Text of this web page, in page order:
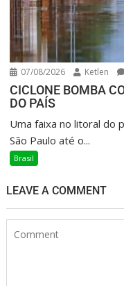
07/08/2026 Ketlen
CICLONE BOMBA
DO PAÍS
Uma faixa no litoral do
São Paulo até o...
Brasil
LEAVE A COMMENT